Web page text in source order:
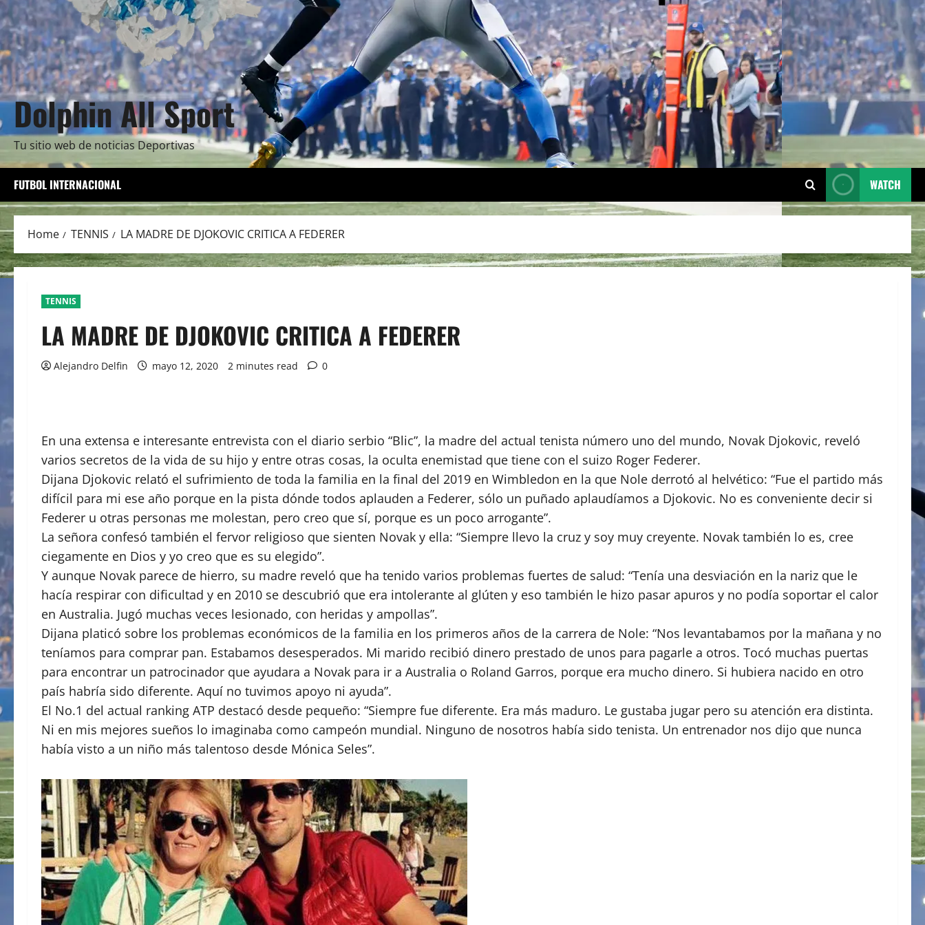
Dolphin All Sport
Tu sitio web de noticias Deportivas
FUTBOL INTERNACIONAL WATCH
Home TENNIS LA MADRE DE DJOKOVIC CRITICA A FEDERER
TENNIS
LA MADRE DE DJOKOVIC CRITICA A FEDERER
Alejandro Delfin mayo 12, 2020 2 minutes read 0
En una extensa e interesante entrevista con el diario serbio “Blic”, la madre del actual tenista número uno del mundo, Novak Djokovic, reveló
varios secretos de la vida de su hijo y entre otras cosas, la oculta enemistad que tiene con el suizo Roger Federer.
Dijana Djokovic relató el sufrimiento de toda la familia en la final del 2019 en Wimbledon en la que Nole derrotó al helvético: “Fue el partido más
difícil para mi ese año porque en la pista dónde todos aplauden a Federer, sólo un puñado aplaudíamos a Djokovic. No es conveniente decir si
Federer u otras personas me molestan, pero creo que sí, porque es un poco arrogante”.
La señora confesó también el fervor religioso que sienten Novak y ella: “Siempre llevo la cruz y soy muy creyente. Novak también lo es, cree
ciegamente en Dios y yo creo que es su elegido”.
Y aunque Novak parece de hierro, su madre reveló que ha tenido varios problemas fuertes de salud: “Tenía una desviación en la nariz que le
hacía respirar con dificultad y en 2010 se descubrió que era intolerante al glúten y eso también le hizo pasar apuros y no podía soportar el calor
en Australia. Jugó muchas veces lesionado, con heridas y ampollas”.
Dijana platicó sobre los problemas económicos de la familia en los primeros años de la carrera de Nole: “Nos levantabamos por la mañana y no
teníamos para comprar pan. Estabamos desesperados. Mi marido recibió dinero prestado de unos para pagarle a otros. Tocó muchas puertas
para encontrar un patrocinador que ayudara a Novak para ir a Australia o Roland Garros, porque era mucho dinero. Si hubiera nacido en otro
país habría sido diferente. Aquí no tuvimos apoyo ni ayuda”.
El No.1 del actual ranking ATP destacó desde pequeño: “Siempre fue diferente. Era más maduro. Le gustaba jugar pero su atención era distinta.
Ni en mis mejores sueños lo imaginaba como campeón mundial. Ninguno de nosotros había sido tenista. Un entrenador nos dijo que nunca
había visto a un niño más talentoso desde Mónica Seles”.